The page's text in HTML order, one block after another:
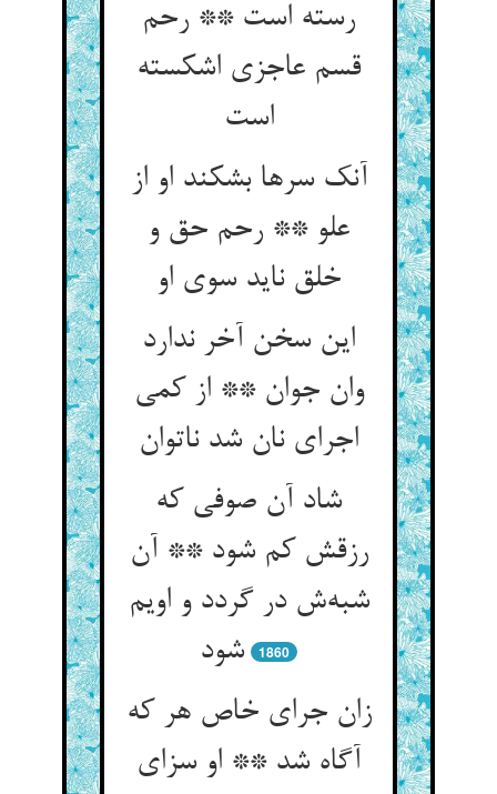
رسته است ** رحم
قسم عاجزی اشکسته
است
آنک سرها بشکند او از
علو ** رحم حق و
خلق ناید سوی او
این سخن آخر ندارد
وان جوان ** از کمی
اجرای نان شد ناتوان
شاد آن صوفی که
رزقش کم شود ** آن
شبه‌ش در گردد و اویم
شود
1860
زان جرای خاص هر که
آگاه شد ** او سزای